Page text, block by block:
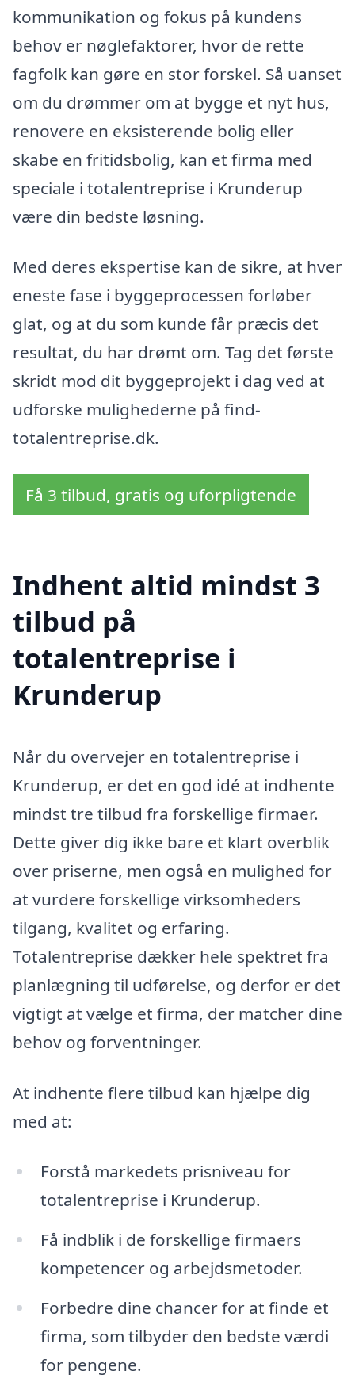
kommunikation og fokus på kundens
behov er nøglefaktorer, hvor de rette
fagfolk kan gøre en stor forskel. Så uanset
om du drømmer om at bygge et nyt hus,
renovere en eksisterende bolig eller
skabe en fritidsbolig, kan et firma med
speciale i totalentreprise i Krunderup
være din bedste løsning.
Med deres ekspertise kan de sikre, at hver
eneste fase i byggeprocessen forløber
glat, og at du som kunde får præcis det
resultat, du har drømt om. Tag det første
skridt mod dit byggeprojekt i dag ved at
udforske mulighederne på find-
totalentreprise.dk.
Få 3 tilbud, gratis og uforpligtende
Indhent altid mindst 3
tilbud på
totalentreprise i
Krunderup
Når du overvejer en totalentreprise i
Krunderup, er det en god idé at indhente
mindst tre tilbud fra forskellige firmaer.
Dette giver dig ikke bare et klart overblik
over priserne, men også en mulighed for
at vurdere forskellige virksomheders
tilgang, kvalitet og erfaring.
Totalentreprise dækker hele spektret fra
planlægning til udførelse, og derfor er det
vigtigt at vælge et firma, der matcher dine
behov og forventninger.
At indhente flere tilbud kan hjælpe dig
med at:
Forstå markedets prisniveau for
totalentreprise i Krunderup.
Få indblik i de forskellige firmaers
kompetencer og arbejdsmetoder.
Forbedre dine chancer for at finde et
firma, som tilbyder den bedste værdi
for pengene.